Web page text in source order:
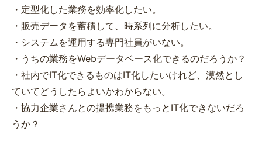
・定型化した業務を効率化したい。
・販売データを蓄積して、時系列に分析したい。
・システムを運用する専門社員がいない。
・うちの業務をWebデータベース化できるのだろうか？
・社内でIT化できるものはIT化したいけれど、漠然とし
ていてどうしたらよいかわからない。
・協力企業さんとの提携業務をもっとIT化できないだろ
うか？